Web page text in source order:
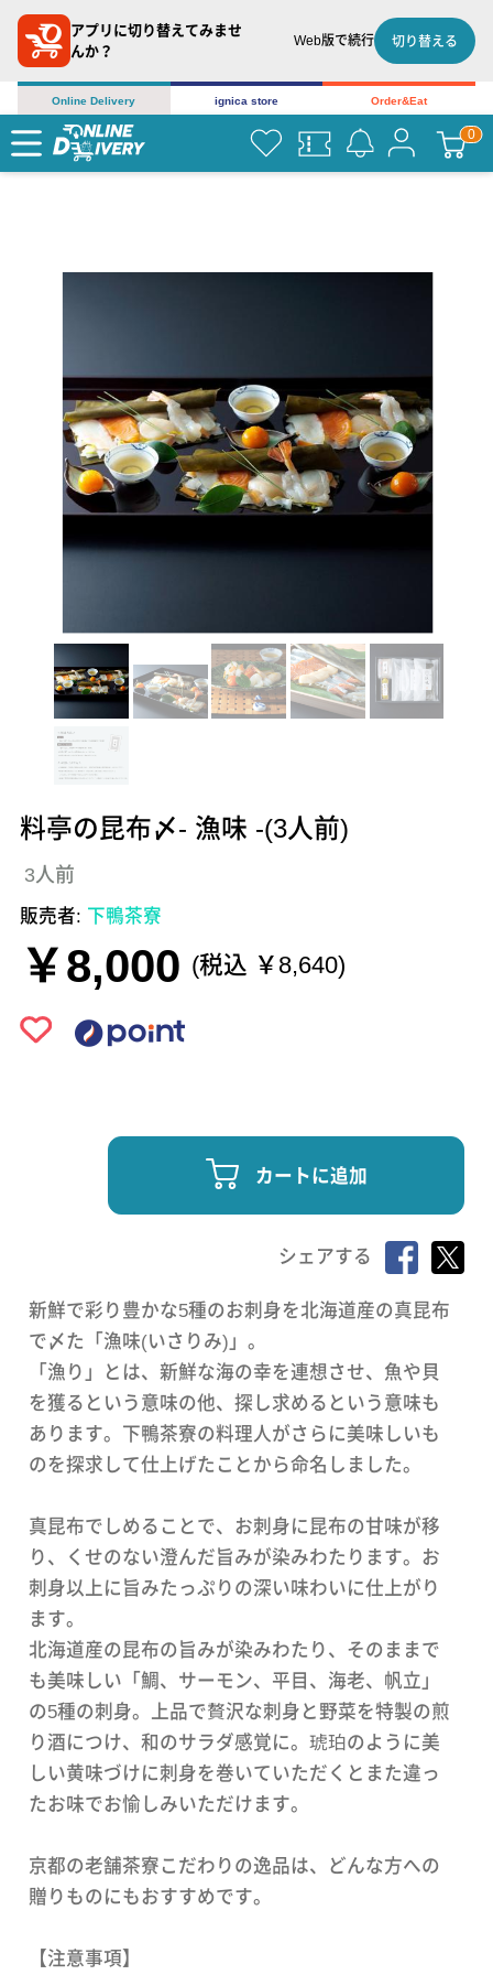
アプリに切り替えてみませ
んか？
Web版で続行 切り替える
Online Delivery ignica store Order&Eat
料亭の昆布〆- 漁味 -(3人前)
3人前
販売者: 下鴨茶寮
￥8,000 (税込 ￥8,640)
カートに追加
シェアする
新鮮で彩り豊かな5種のお刺身を北海道産の真昆布
で〆た「漁味(いさりみ)」。
「漁り」とは、新鮮な海の幸を連想させ、魚や貝
を獲るという意味の他、探し求めるという意味も
あります。下鴨茶寮の料理人がさらに美味しいも
のを探求して仕上げたことから命名しました。
真昆布でしめることで、お刺身に昆布の甘味が移
り、くせのない澄んだ旨みが染みわたります。お
刺身以上に旨みたっぷりの深い味わいに仕上がり
ます。
北海道産の昆布の旨みが染みわたり、そのままで
も美味しい「鯛、サーモン、平目、海老、帆立」
の5種の刺身。上品で贅沢な刺身と野菜を特製の煎
り酒につけ、和のサラダ感覚に。琥珀のように美
しい黄味づけに刺身を巻いていただくとまた違っ
たお味でお愉しみいただけます。
京都の老舗茶寮こだわりの逸品は、どんな方への
贈りものにもおすすめです。
【注意事項】